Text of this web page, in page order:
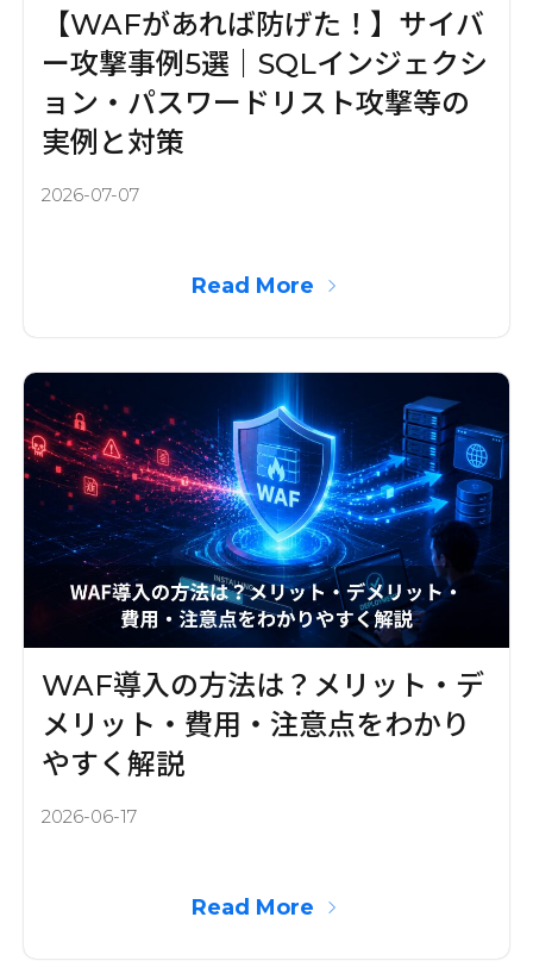
【WAFがあれば防げた！】サイバ
ー攻撃事例5選｜SQLインジェクシ
ョン・パスワードリスト攻撃等の
実例と対策
2026-07-07
Read More
WAF導入の方法は？メリット・デ
メリット・費用・注意点をわかり
やすく解説
2026-06-17
Read More